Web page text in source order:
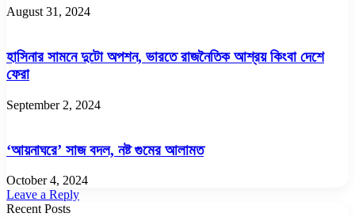
August 31, 2024
হাসিনার সামনে দুটো অপশন, ভারতে রাজনৈতিক আশ্রয় কিংবা দেশে
ফেরা
September 2, 2024
‘আয়নাঘরে’ সাজ বদল, নষ্ট গুমের আলামত
October 4, 2024
Leave a Reply
Recent Posts